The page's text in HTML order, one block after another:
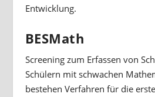
Entwicklung.
BESMath
Screening zum Erfassen von
Schülern mit schwachen
bestehen Verfahren für die